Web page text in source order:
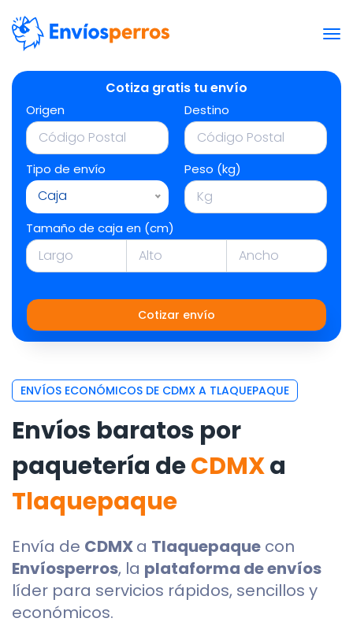
Cotiza gratis tu envío
Origen Destino
Tipo de envío
Caja
Peso (kg)
Tamaño de caja en (cm)
Cotizar envío
ENVÍOS ECONÓMICOS DE CDMX A TLAQUEPAQUE
Envíos baratos por
paquetería deCDMXa
Tlaquepaque
Envía de CDMXa Tlaquepaque con
Envíosperros, la plataforma de envíos
líder para servicios rápidos, sencillos y
económicos.